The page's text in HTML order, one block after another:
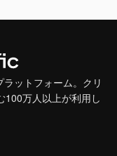
ットフォーム。クリ
100万人以上が利用し